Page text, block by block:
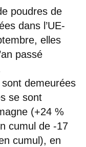
poudres de
dans l’UE-
elles
passé
demeurées
se sont
(+24 %
cumul de -17
cumul), en